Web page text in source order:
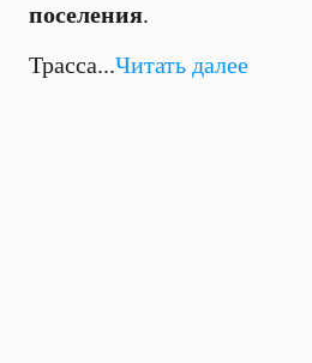
поселения.
Трасса...Читать далее